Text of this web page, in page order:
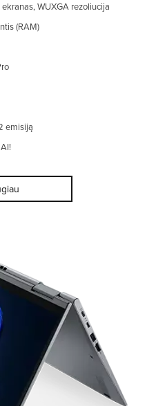
WUXGA rezoliucija
(RAM)
emisiją